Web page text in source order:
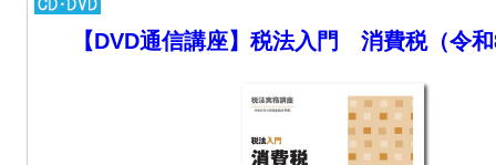
【DVD通信講座】税法入門 消費税（令